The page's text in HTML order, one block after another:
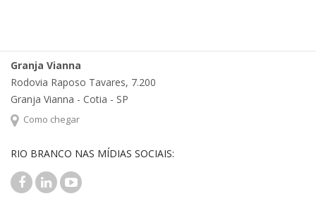
Granja Vianna
Rodovia Raposo Tavares, 7.200
Granja Vianna - Cotia - SP
Como chegar
RIO BRANCO NAS MÍDIAS SOCIAIS: